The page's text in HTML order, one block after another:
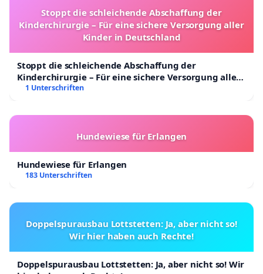
Stoppt die schleichende Abschaffung der
Kinderchirurgie – Für eine sichere Versorgung aller
Kinder in Deutschland
Stoppt die schleichende Abschaffung der
Kinderchirurgie – Für eine sichere Versorgung aller
Kinder in Deutschland
1 Unterschriften
Hundewiese für Erlangen
Hundewiese für Erlangen
183 Unterschriften
Doppelspurausbau Lottstetten: Ja, aber nicht so!
Wir hier haben auch Rechte!
Doppelspurausbau Lottstetten: Ja, aber nicht so! Wir